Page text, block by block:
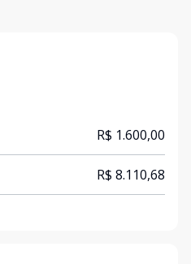
R$ 1.600,00
R$ 8.110,68